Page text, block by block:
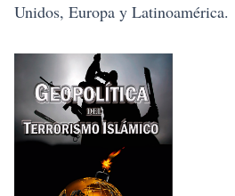
Unidos, Europa y Latinoamérica.